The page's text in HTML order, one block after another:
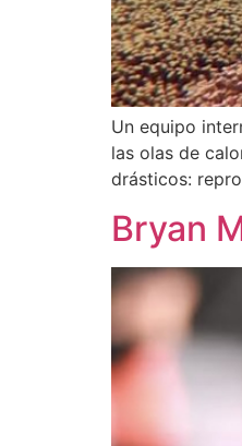
Un equipo
las olas de
drásticos:
Bryan